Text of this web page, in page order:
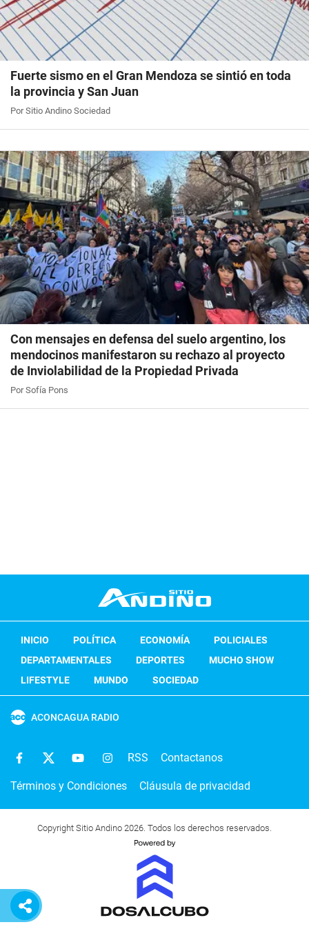
Fuerte sismo en el Gran Mendoza se sintió en toda
la provincia y San Juan
Por Sitio Andino Sociedad
Con mensajes en defensa del suelo argentino, los
mendocinos manifestaron su rechazo al proyecto
de Inviolabilidad de la Propiedad Privada
Por Sofía Pons
INICIO POLÍTICA ECONOMÍA
POLICIALES
DEPARTAMENTALES
DEPORTES
MUCHO SHOW
LIFESTYLE
MUNDO SOCIEDAD
ACONCAGUA RADIO
RSS Contactanos
Términos y Condiciones Cláusula de privacidad
Copyright Sitio Andino 2026. Todos los derechos reservados.